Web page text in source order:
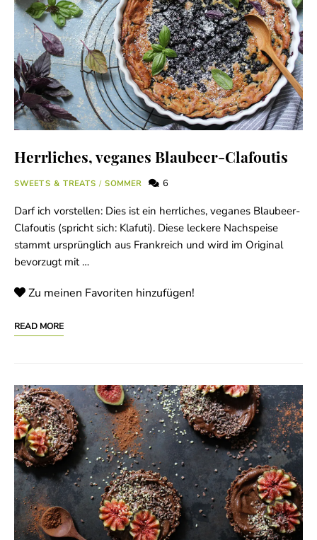
Herrliches, veganes Blaubeer-Clafoutis
SWEETS & TREATS / SOMMER 6
Darf ich vorstellen: Dies ist ein herrliches, veganes Blaubeer-
Clafoutis (spricht sich: Klafuti). Diese leckere Nachspeise
stammt ursprünglich aus Frankreich und wird im Original
bevorzugt mit …
Zu meinen Favoriten hinzufügen!
READ MORE